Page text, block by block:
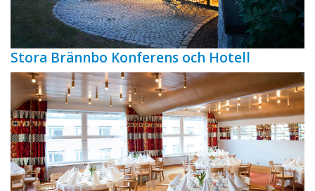
Stora Brännbo Konferens och Hotell